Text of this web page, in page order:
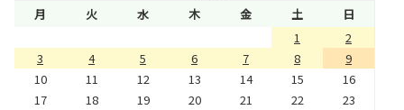
月 火 水 木 金 土
日
1
2
3
4 5 6 7 8
9
10
11 12 13 14 15
16
17
18 19 20 21 22
23